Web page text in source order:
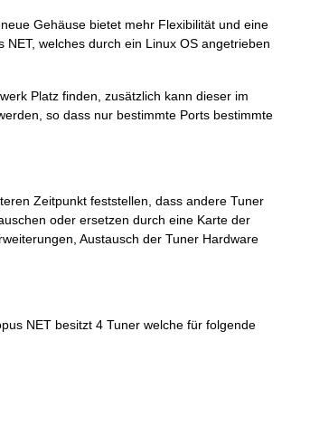
Gehäuse bietet mehr Flexibilität und eine
welches durch ein Linux OS angetrieben
Platz finden, zusätzlich kann dieser im
so dass nur bestimmte Ports bestimmte
Zeitpunkt feststellen, dass andere Tuner
oder ersetzen durch eine Karte der
Austausch der Tuner Hardware
NET besitzt 4 Tuner welche für folgende